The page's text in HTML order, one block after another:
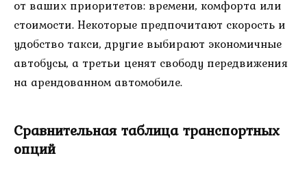
от ваших приоритетов: времени, комфорта или
стоимости. Некоторые предпочитают скорость и
удобство такси, другие выбирают экономичные
автобусы, а третьи ценят свободу передвижения
на арендованном автомобиле.
Сравнительная таблица транспортных
опций